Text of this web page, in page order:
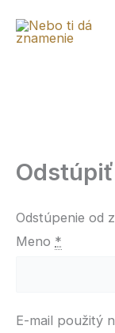
Odstúpenie od
Meno *
E-mail použitý